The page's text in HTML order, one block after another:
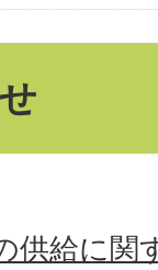
供給に関